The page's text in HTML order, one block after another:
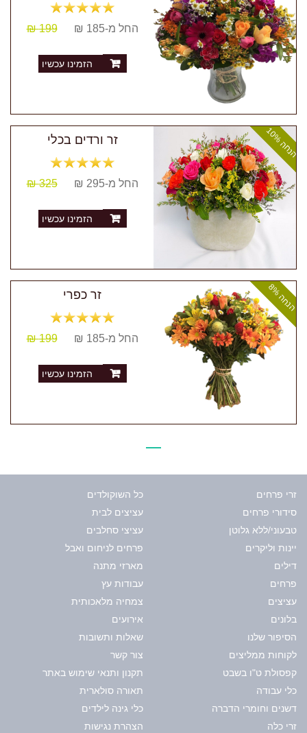
החל מ-185 ₪ 199 ₪
הזמינו עכשיו
ה
נ
ח
ה
1
0
% זר ורדים בכלי
החל מ-295 ₪ 325 ₪
הזמינו עכשיו
ה
נ
ח
ה
8
% זר כפרי
החל מ-185 ₪ 199 ₪
הזמינו עכשיו
זרי פרחים
כל השוקולדים
סידורי פרחים
עציצים לבית
טבעוני/ללא גלוטן
עציצי סחלבים
יינות וליקרים
פרחים לניחום ואבל
דילים
מארזי מתנה
פרחים
עבודות עץ
עציצים
צמחיה מלאכותית
בלונים
אירועים
הסיפור שלנו
שאלות ותשובות
לקוחות ממליצים
צור קשר
קפסולת ט"ו בשבט
תקנון ותנאי שימוש באתר
כלי עבודה
תאורה סולארית
דשנים וחומרי הדברה
כלי גינה לילדים
זרי כלה
הצהרת נגישות